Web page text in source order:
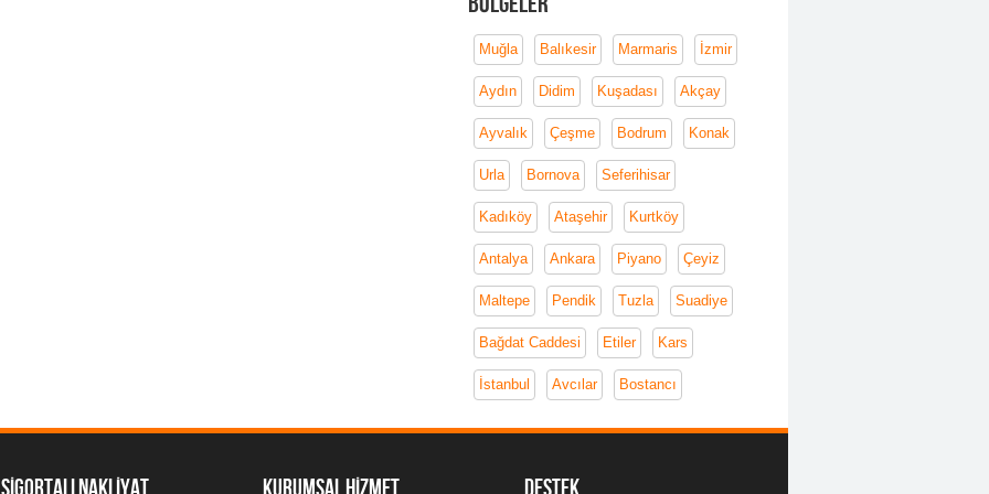
Muğla Balıkesir Marmaris İzmir
Aydın Didim Kuşadası Akçay
Ayvalık Çeşme Bodrum Konak
Urla Bornova Seferihisar
Kadıköy Ataşehir Kurtköy
Antalya Ankara Piyano Çeyiz
Maltepe Pendik Tuzla Suadiye
Bağdat Caddesi Etiler Kars
İstanbul Avcılar Bostancı